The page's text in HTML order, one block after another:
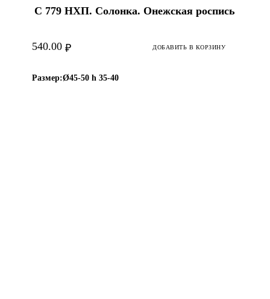
С 779 НХП. Солонка. Онежская роспись
₽
540.00 ДОБАВИТЬ В КОРЗИНУ
Размер:Ø45-50 h 35-40